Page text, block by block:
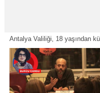
Antalya Valiliği, 18 yaşından